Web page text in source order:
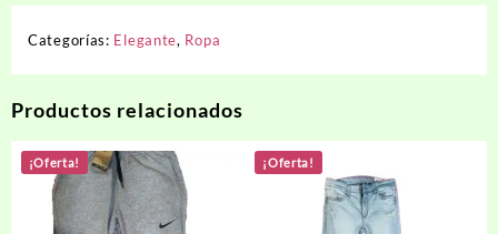
Categorías: Elegante, Ropa
Productos relacionados
¡Oferta! ¡Oferta!